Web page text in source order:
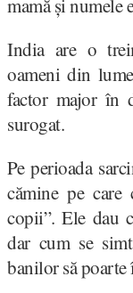
mamă și numele
India are o
oameni din
factor major în
surogat.
Pe perioada
cămine pe
copii”. Ele dau
dar cum se
banilor să